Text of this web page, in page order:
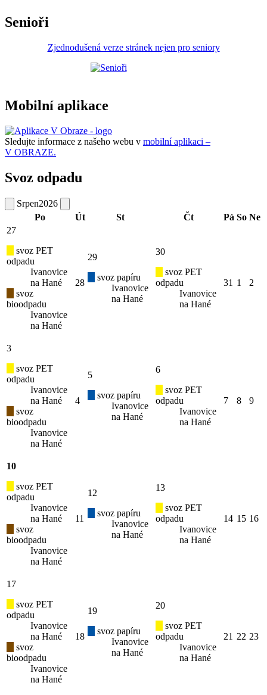
Senioři
Zjednodušená verze stránek nejen pro seniory
Mobilní aplikace
Sledujte informace z našeho webu v mobilní aplikaci –
V OBRAZE.
Svoz odpadu
Srpen2026
Po
Út St Čt Pá So Ne
27
svoz PET
odpadu
Ivanovice
na Hané
svoz
bioodpadu
Ivanovice
na Hané
28
29
svoz papíru
Ivanovice
na Hané
30
svoz PET
odpadu
Ivanovice
na Hané
31 1 2
3
svoz PET
odpadu
Ivanovice
na Hané
svoz
bioodpadu
Ivanovice
na Hané
4
5
svoz papíru
Ivanovice
na Hané
6
svoz PET
odpadu
Ivanovice
na Hané
7 8 9
10
svoz PET
odpadu
Ivanovice
na Hané
svoz
bioodpadu
Ivanovice
na Hané
11
12
svoz papíru
Ivanovice
na Hané
13
svoz PET
odpadu
Ivanovice
na Hané
14 15 16
17
svoz PET
odpadu
Ivanovice
na Hané
svoz
bioodpadu
Ivanovice
na Hané
18
19
svoz papíru
Ivanovice
na Hané
20
svoz PET
odpadu
Ivanovice
na Hané
21 22 23